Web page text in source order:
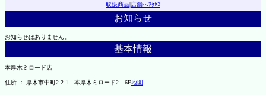
取扱商品|店舗へｱｸｾｽ
お知らせ
お知らせはありません。
基本情報
本厚木ミロード店
住所 ： 厚木市中町2-2-1 本厚木ミロード2 6F地図